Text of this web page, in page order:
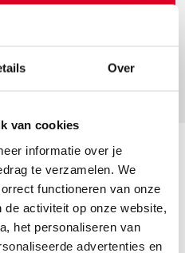
Over
van cookies
informatie over je
te verzamelen. We
functioneren van onze
activiteit op onze website,
het personaliseren van
advertenties en
en tekendriehoeken